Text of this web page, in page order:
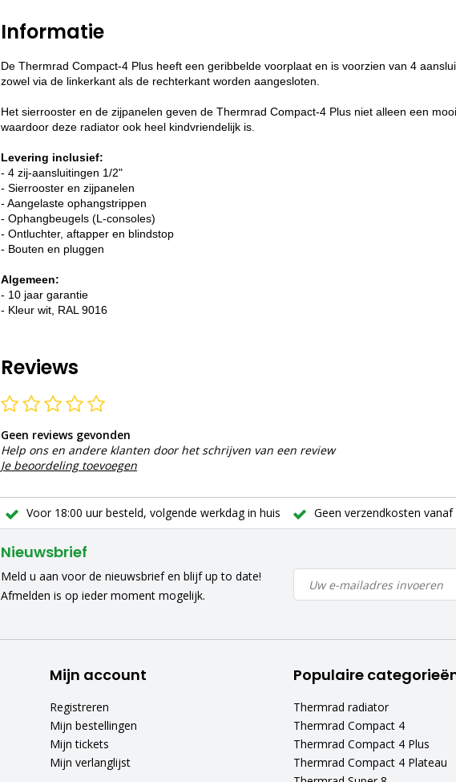
Informatie
De Thermrad Compact-4 Plus heeft een geribbelde voorplaat en is voorzien van 4
zowel via de linkerkant als de rechterkant worden aangesloten.
Het sierrooster en de zijpanelen geven de Thermrad Compact-4 Plus niet alleen een
waardoor deze radiator ook heel kindvriendelijk is.
Levering inclusief:
- 4 zij-aansluitingen 1/2"
- Sierrooster en zijpanelen
- Aangelaste ophangstrippen
- Ophangbeugels (L-consoles)
- Ontluchter, aftapper en blindstop
- Bouten en pluggen
Algemeen:
- 10 jaar garantie
- Kleur wit, RAL 9016
Reviews
Geen reviews gevonden
Help ons en andere klanten door het schrijven van een review
Je beoordeling toevoegen
Voor 18:00 uur besteld, volgende werkdag in huis Geen verzendkosten vanaf
Nieuwsbrief
Meld u aan voor de nieuwsbrief en blijf up to date!
Afmelden is op ieder moment mogelijk.
Mijn account
Registreren
Mijn bestellingen
Mijn tickets
Mijn verlanglijst
Populaire
Thermrad radiator
Thermrad Compact 4
Thermrad Compact 4 Plus
Thermrad Compact 4 Plateau